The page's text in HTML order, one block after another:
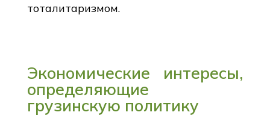
тоталитаризмом.
Экономические интересы,
определяющие
грузинскую политику